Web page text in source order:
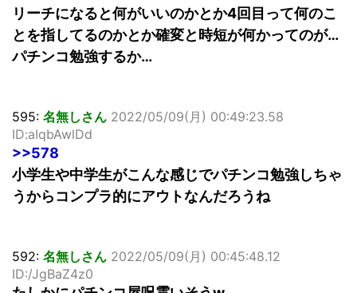
リーチになると何がいいのかとか4回目って何のこ
とを指してるのかとか確変と時短が何かってのが…
パチンコ勉強するか…
595: 名無しさん 2022/05/09(月) 00:49:23.58
ID:aIqbAwlDd
>>578
小学生や中学生がこんな感じでパチンコ勉強しちゃ
うからコンプラ的にアウトなんだろうね
592: 名無しさん 2022/05/09(月) 00:45:48.12
ID:/JgBaZ4z0